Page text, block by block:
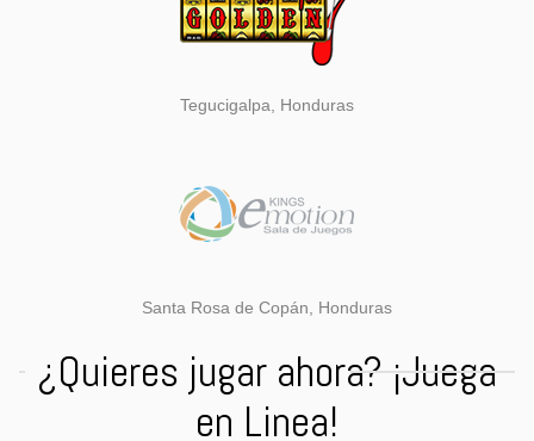
Tegucigalpa, Honduras
Santa Rosa de Copán, Honduras
¿Quieres jugar ahora? ¡Juega
en Linea!